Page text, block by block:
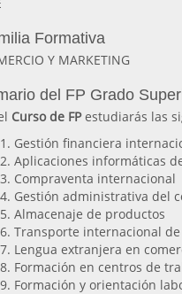
Formativa
Y MARKETING
del FP Grado
Curso de FPestudiarás las
Gestión financiera
Aplicaciones informáticas
Compraventa internacional
Gestión administrativa del
Almacenaje de productos
Transporte internacional
Lengua extranjera en
Formación en centros de
Formación y orientación